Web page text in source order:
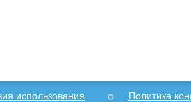
использования Политика